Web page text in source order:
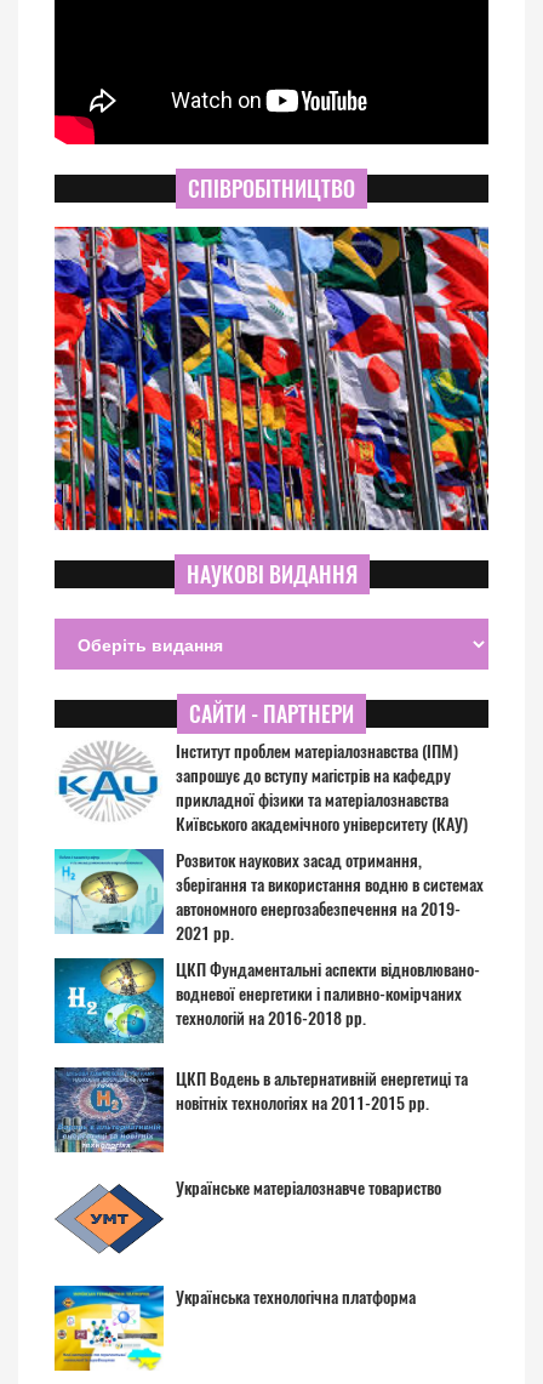
СПІВРОБІТНИЦТВО
НАУКОВІ ВИДАННЯ
САЙТИ - ПАРТНЕРИ
Інститут проблем матеріалознавства (ІПМ)
запрошує до вступу магістрів на кафедру
прикладної фізики та матеріалознавства
Київського академічного університету (КАУ)
Розвиток наукових засад отримання,
зберігання та використання водню в системах
автономного енергозабезпечення на 2019-
2021 рр.
ЦКП Фундаментальні аспекти відновлювано-
водневої енергетики і паливно-комірчаних
технологій на 2016-2018 рр.
ЦКП Водень в альтернативній енергетиці та
новітніх технологіях на 2011-2015 рр.
Українське матеріалознавче товариство
Українська технологічна платформа